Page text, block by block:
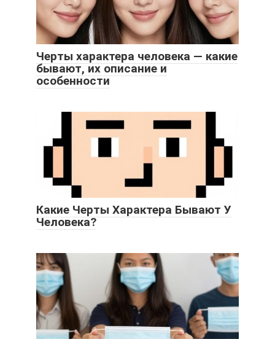
Черты характера человека — какие
бывают, их описание и
особенности
Какие Черты Характера Бывают У
Человека?